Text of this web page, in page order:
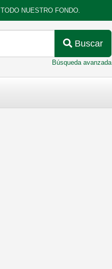
NUESTRO FONDO.
Buscar
Búsqueda avanzada